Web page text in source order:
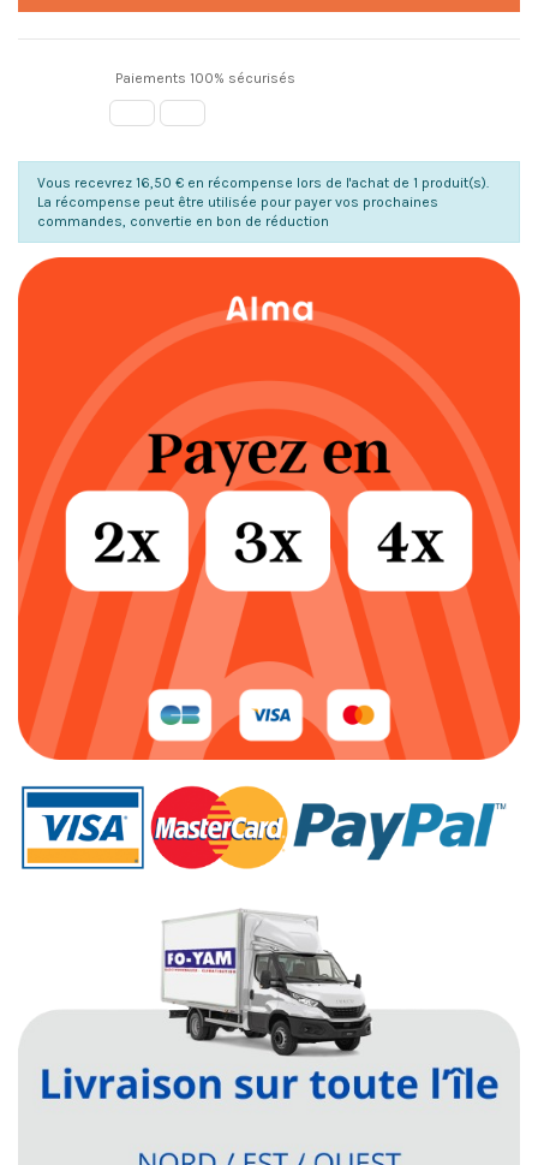
Paiements 100% sécurisés
Vous recevrez 16,50 € en récompense lors de l'achat de 1 produit(s).
La récompense peut être utilisée pour payer vos prochaines
commandes, convertie en bon de réduction